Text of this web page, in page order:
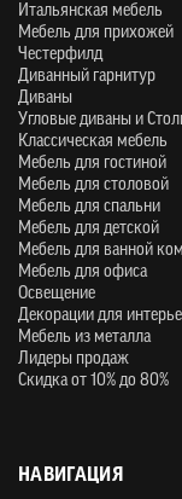
Итальянская мебель
Мебель для прихожей
Честерфилд
Диванный гарнитур
Диваны
Угловые диваны и
Классическая мебель
Мебель для гостиной
Мебель для столовой
Мебель для спальни
Мебель для детской
Мебель для ванной
Мебель для офиса
Освещение
Декорации для
Мебель из металла
Лидеры продаж
Скидка от 10% до 80%
НАВИГАЦИЯ